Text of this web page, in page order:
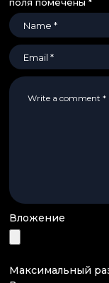
поля помечены *
Вложение
Максимальный